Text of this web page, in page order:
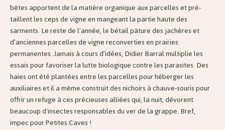
bêtes apportent de la matière organique aux parcelles et pré-
taillent les ceps de vigne en mangeant la partie haute des
sarments. Le reste de l’année, le bétail pâture des jachères et
d’anciennes parcelles de vigne reconverties en prairies
permanentes. Jamais à cours d’idées, Didier Barral multiplie les
essais pour favoriser la lutte biologique contre les parasites. Des
haies ont été plantées entre les parcelles pour héberger les
auxiliaires et il a même construit des nichoirs à chauve-souris pour
offrir un refuge à ces précieuses alliées qui, la nuit, dévorent
beaucoup d'insectes responsables du ver de la grappe. Bref,
impec pour Petites Caves !